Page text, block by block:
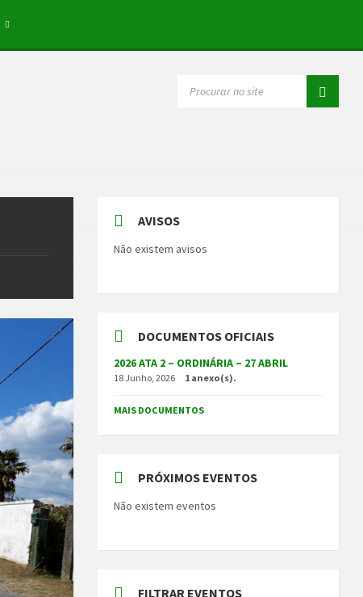
AVISOS
Não existem avisos
DOCUMENTOS OFICIAIS
2026 ATA 2 – ORDINÁRIA – 27 ABRIL
18 Junho, 2026 1 anexo(s).
MAIS DOCUMENTOS
PRÓXIMOS EVENTOS
Não existem eventos
FILTRAR EVENTOS